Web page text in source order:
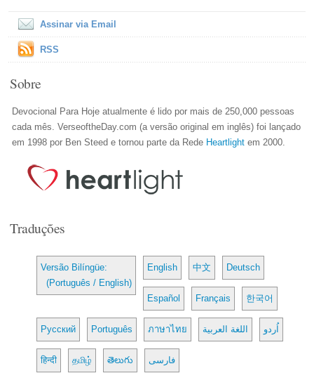
Assinar via Email
RSS
Sobre
Devocional Para Hoje atualmente é lido por mais de 250,000 pessoas
cada mês. VerseoftheDay.com (a versão original em inglês) foi lançado
em 1998 por Ben Steed e tornou parte da Rede Heartlight em 2000.
Traduções
Versão Bilíngüe:
(Português / English)
English 中文 Deutsch
Español Français 한국어
Русский Português ภาษาไทย اللغة العربية اُردو
हिन्दी தமிழ் తెలుగు فارسی